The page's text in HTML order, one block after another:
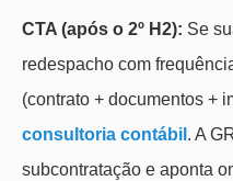
CTA (após o 2º H2): Se
redespacho com
(contrato + documentos +
consultoria contábil . A
subcontratação e aponta